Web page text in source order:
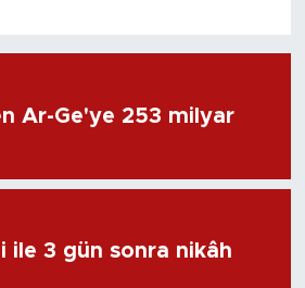
Ar-Ge'ye 253 milyar
ile 3 gün sonra nikâh